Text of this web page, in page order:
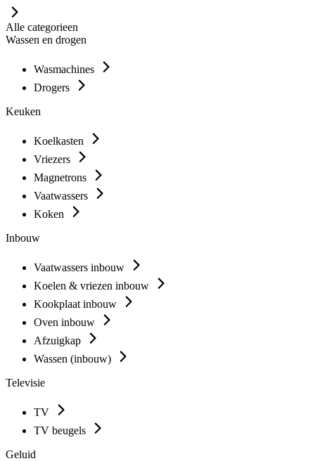
Alle categorieen
Wassen en drogen
Wasmachines
Drogers
Keuken
Koelkasten
Vriezers
Magnetrons
Vaatwassers
Koken
Inbouw
Vaatwassers inbouw
Koelen & vriezen inbouw
Kookplaat inbouw
Oven inbouw
Afzuigkap
Wassen (inbouw)
Televisie
TV
TV beugels
Geluid